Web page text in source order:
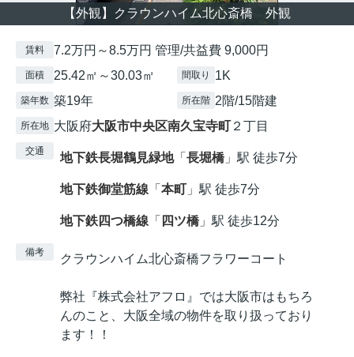
【外観】クラウンハイム北心斎橋 外観
賃料 7.2万円～8.5万円 管理/共益費 9,000円
面積 25.42㎡～30.03㎡ 間取り 1K
築年数 築19年 所在階 2階/15階建
所在地 大阪府大阪市中央区南久宝寺町 ２丁目
交通 地下鉄長堀鶴見緑地「 長堀橋」駅 徒歩7分
地下鉄御堂筋線 「 本町 」駅 徒歩7分
地下鉄四つ橋線 「 四ツ橋」駅 徒歩12分
備考 クラウンハイム北心斎橋フラワーコート
弊社『株式会社アフロ』では大阪市はもちろ
んのこと、大阪全域の物件を取り扱っており
ます！！